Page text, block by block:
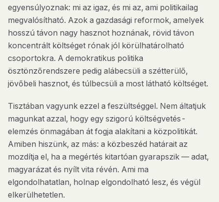
egyensúlyoznak: mi az igaz, és mi az, ami politikailag
megvalósítható. Azok a gazdasági reformok, amelyek
hosszú távon nagy hasznot hoznának, rövid távon
koncentrált költséget rónak jól körülhatárolható
csoportokra. A demokratikus politika
ösztönzőrendszere pedig alábecsüli a szétterülő,
jövőbeli hasznot, és túlbecsüli a most látható költséget.
Tisztában vagyunk ezzel a feszültséggel. Nem áltatjuk
magunkat azzal, hogy egy szigorú költségvetés-
elemzés önmagában át fogja alakítani a közpolitikát.
Amiben hiszünk, az más: a közbeszéd határait az
mozdítja el, ha a megértés kitartóan gyarapszik — adat,
magyarázat és nyílt vita révén. Ami ma
elgondolhatatlan, holnap elgondolható lesz, és végül
elkerülhetetlen.